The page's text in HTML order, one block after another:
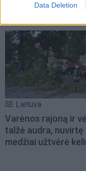
Data Deletion
iškvietimus vyko
Lietuva
Varėnos rajoną ir vėl
talžė audra, nuvirtę
medžiai užtvėrė